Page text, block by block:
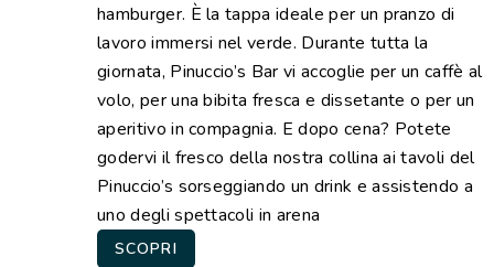
hamburger. È la tappa ideale per un pranzo di
lavoro immersi nel verde. Durante tutta la
giornata, Pinuccio’s Bar vi accoglie per un caffè al
volo, per una bibita fresca e dissetante o per un
aperitivo in compagnia. E dopo cena? Potete
godervi il fresco della nostra collina ai tavoli del
Pinuccio’s sorseggiando un drink e assistendo a
uno degli spettacoli in arena
SCOPRI